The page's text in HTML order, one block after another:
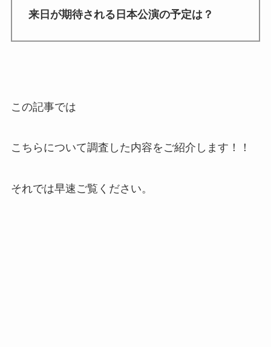
来日が期待される日本公演の予定は？
この記事では
こちらについて調査した内容をご紹介します！！
それでは早速ご覧ください。